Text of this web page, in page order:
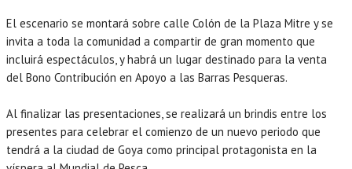
El escenario se montará sobre calle Colón de la Plaza Mitre y se
invita a toda la comunidad a compartir de gran momento que
incluirá espectáculos, y habrá un lugar destinado para la venta
del Bono Contribución en Apoyo a las Barras Pesqueras.
Al finalizar las presentaciones, se realizará un brindis entre los
presentes para celebrar el comienzo de un nuevo periodo que
tendrá a la ciudad de Goya como principal protagonista en la